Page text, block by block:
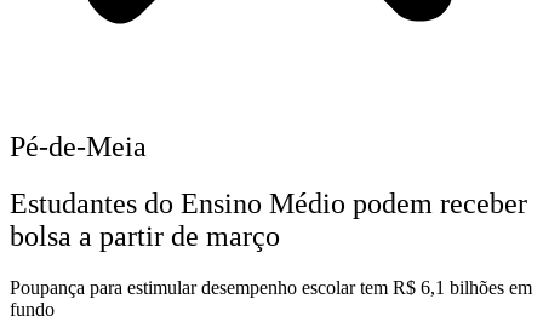
Pé-de-Meia
Estudantes do Ensino Médio podem receber
bolsa a partir de março
Poupança para estimular desempenho escolar tem R$ 6,1 bilhões em
fundo